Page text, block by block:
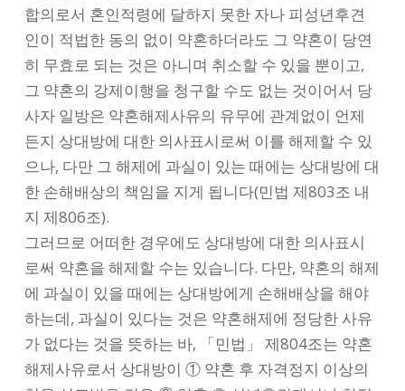
합의로서 혼인적령에 달하지 못한 자나 피성년후견
인이 적법한 동의 없이 약혼하더라도 그 약혼이 당연
히 무효로 되는 것은 아니며 취소할 수 있을 뿐이고,
그 약혼의 강제이행을 청구할 수도 없는 것이어서 당
사자 일방은 약혼해제사유의 유무에 관계없이 언제
든지 상대방에 대한 의사표시로써 이를 해제할 수 있
으나, 다만 그 해제에 과실이 있는 때에는 상대방에 대
한 손해배상의 책임을 지게 됩니다(민법 제803조 내
지 제806조).
그러므로 어떠한 경우에도 상대방에 대한 의사표시
로써 약혼을 해제할 수는 있습니다. 다만, 약혼의 해제
에 과실이 있을 때에는 상대방에게 손해배상을 해야
하는데, 과실이 있다는 것은 약혼해제에 정당한 사유
가 없다는 것을 뜻하는 바, 「민법」 제804조는 약혼
해제사유로서 상대방이 ① 약혼 후 자격정지 이상의